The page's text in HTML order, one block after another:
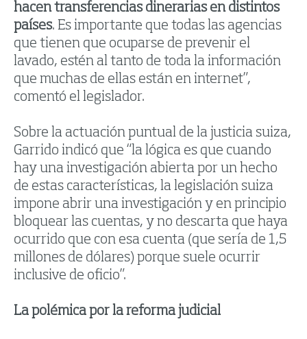
hacen transferencias dinerarias en distintos
países. Es importante que todas las agencias
que tienen que ocuparse de prevenir el
lavado, estén al tanto de toda la información
que muchas de ellas están en internet”,
comentó el legislador.
Sobre la actuación puntual de la justicia suiza,
Garrido indicó que “la lógica es que cuando
hay una investigación abierta por un hecho
de estas características, la legislación suiza
impone abrir una investigación y en principio
bloquear las cuentas, y no descarta que haya
ocurrido que con esa cuenta (que sería de 1,5
millones de dólares) porque suele ocurrir
inclusive de oficio”.
La polémica por la reforma judicial